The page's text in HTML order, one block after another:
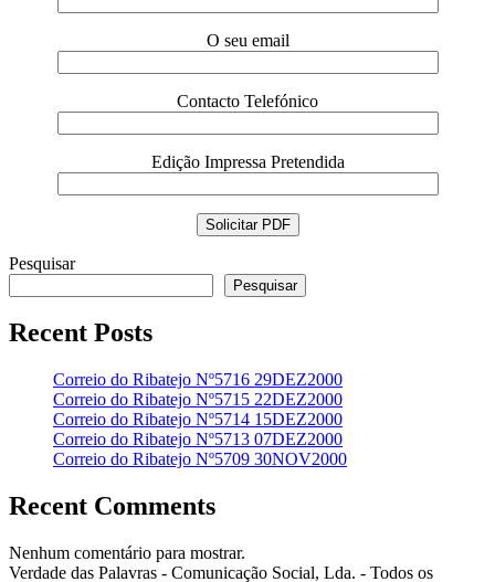
O seu email
Contacto Telefónico
Edição Impressa Pretendida
Pesquisar
Pesquisar
Recent Posts
Correio do Ribatejo Nº5716 29DEZ2000
Correio do Ribatejo Nº5715 22DEZ2000
Correio do Ribatejo Nº5714 15DEZ2000
Correio do Ribatejo Nº5713 07DEZ2000
Correio do Ribatejo Nº5709 30NOV2000
Recent Comments
Nenhum comentário para mostrar.
Verdade das Palavras - Comunicação Social, Lda. - Todos os